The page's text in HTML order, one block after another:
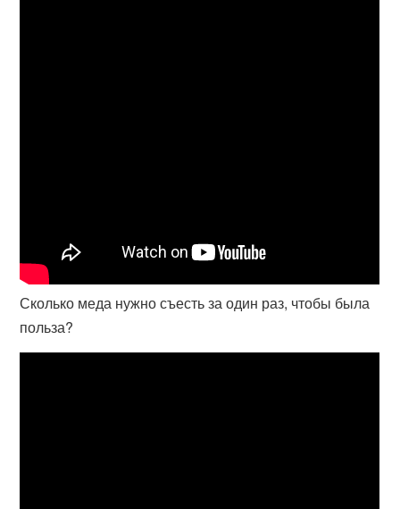
Сколько меда нужно съесть за один раз, чтобы была
польза?